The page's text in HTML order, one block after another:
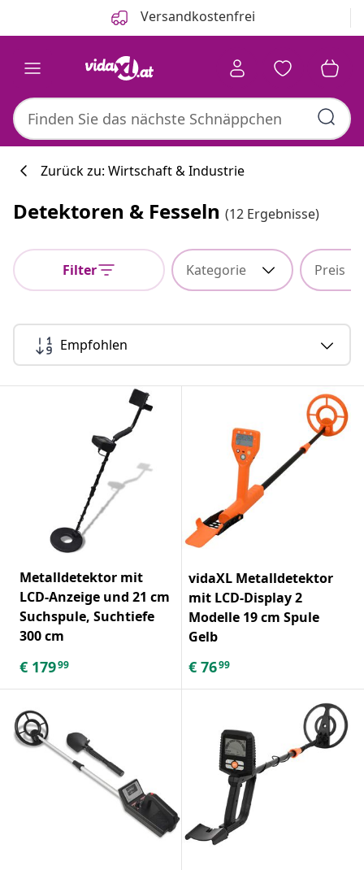
Versandkostenfrei
Zurück zu: Wirtschaft & Industrie
Detektoren & Fesseln (12 Ergebnisse)
Filter Kategorie Preis
Empfohlen
Metalldetektor mit
LCD-Anzeige und 21 cm
Suchspule, Suchtiefe
300 cm
€ 17999
vidaXL Metalldetektor
mit LCD-Display 2
Modelle 19 cm Spule
Gelb
€ 7699